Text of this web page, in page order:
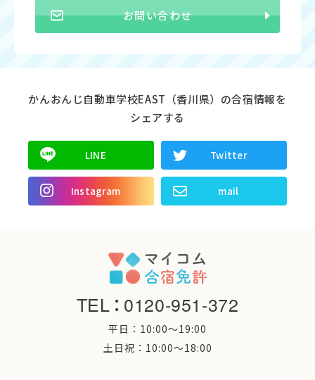
お問い合わせ
かんおんじ自動車学校EAST（香川県）の合宿情報を
シェアする
LINE Twitter
Instagram mail
TEL：0120-951-372
平日：10:00〜19:00
土日祝：10:00〜18:00